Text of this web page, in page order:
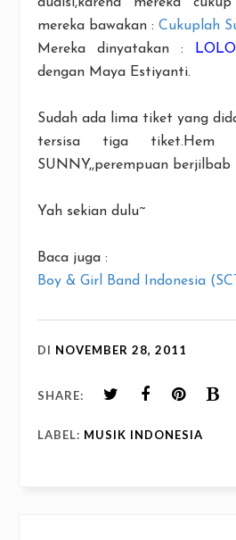
mereka bawakan : Cukuplah
Mereka dinyatakan :
dengan Maya Estiyanti.
Sudah ada lima tiket yang
tersisa tiga tiket.Hem
SUNNY,,perempuan berjilbab
Yah sekian dulu~
Baca juga :
Boy & Girl Band Indonesia
DI NOVEMBER 28, 2011
SHARE:
LABEL: MUSIK INDONESIA